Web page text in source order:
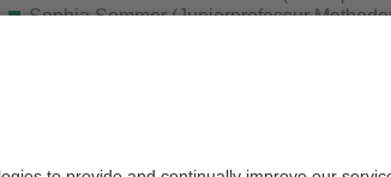
Sophia Sommer (Juniorprofessur